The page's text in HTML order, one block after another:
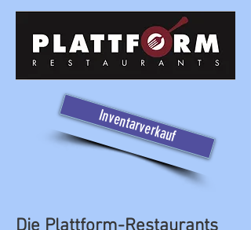
Inventarverkauf